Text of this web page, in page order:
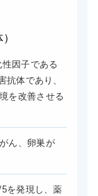
因子である
抗体であり、
を改善させる
ん、卵巣が
を発現し、薬